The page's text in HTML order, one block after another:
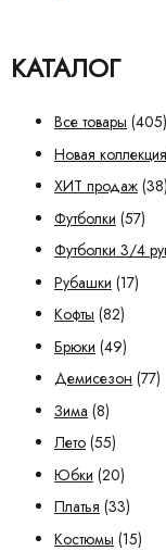
КАТАЛОГ
Все товары (405)
Новая коллекция
ХИТ продаж (38)
Футболки (57)
Футболки 3/4
Рубашки (17)
Кофты (82)
Брюки (49)
Демисезон (77)
Зима (8)
Лето (55)
Юбки (20)
Платья (33)
Костюмы (15)